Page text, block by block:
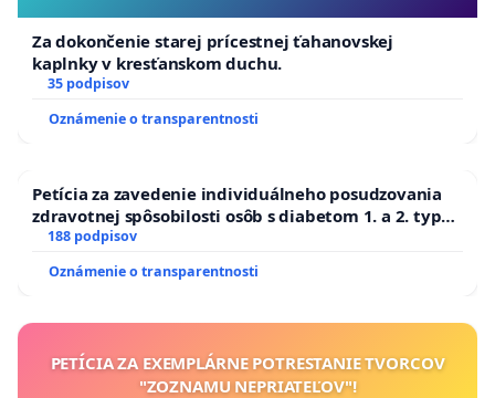
Za dokončenie starej prícestnej ťahanovskej
kaplnky v kresťanskom duchu.
35 podpisov
Oznámenie o transparentnosti
Petícia za zavedenie individuálneho posudzovania
zdravotnej spôsobilosti osôb s diabetom 1. a 2. typu
pri prijímaní do Policajného zboru SR
188 podpisov
Oznámenie o transparentnosti
PETÍCIA ZA EXEMPLÁRNE POTRESTANIE TVORCOV
"ZOZNAMU NEPRIATEĽOV"!